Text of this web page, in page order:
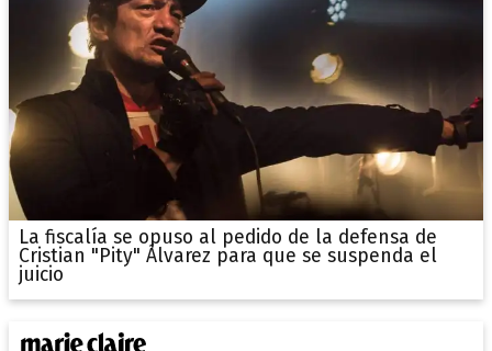
La fiscalía se opuso al pedido de la defensa de
Cristian "Pity" Álvarez para que se suspenda el
juicio